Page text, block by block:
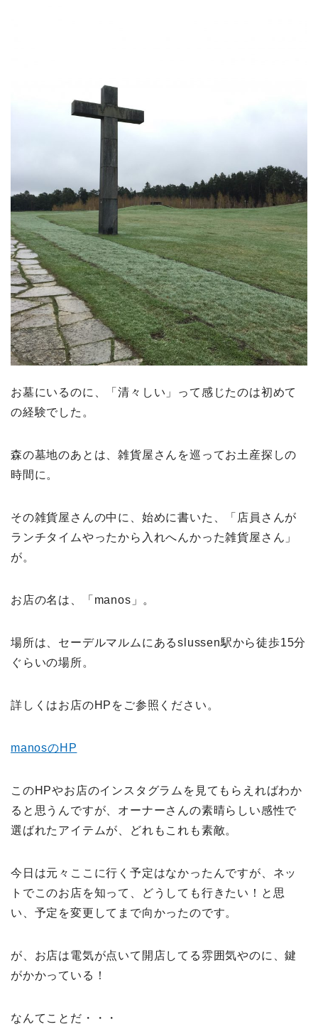
お墓にいるのに、「清々しい」って感じたのは初めて
の経験でした。
森の墓地のあとは、雑貨屋さんを巡ってお土産探しの
時間に。
その雑貨屋さんの中に、始めに書いた、「店員さんが
ランチタイムやったから入れへんかった雑貨屋さん」
が。
お店の名は、「manos」。
場所は、セーデルマルムにあるslussen駅から徒歩15分
ぐらいの場所。
詳しくはお店のHPをご参照ください。
manosのHP
このHPやお店のインスタグラムを見てもらえればわか
ると思うんですが、オーナーさんの素晴らしい感性で
選ばれたアイテムが、どれもこれも素敵。
今日は元々ここに行く予定はなかったんですが、ネッ
トでこのお店を知って、どうしても行きたい！と思
い、予定を変更してまで向かったのです。
が、お店は電気が点いて開店してる雰囲気やのに、鍵
がかかっている！
なんてことだ・・・